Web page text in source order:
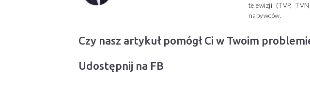
telewizji (TVP,
nabywców.
Czy nasz artykuł pomógł Ci w Twoim
Udostępnij na FB